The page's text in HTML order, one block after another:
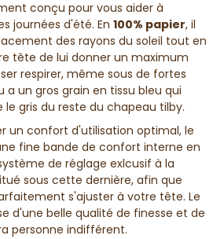
conçu pour vous aider à
journées d'été. En 100% papier, il
des rayons du soleil tout en
tête de lui donner un maximum
respirer, même sous de fortes
a un gros grain en tissu bleu qui
gris du reste du chapeau tilby.
un confort d'utilisation optimal, le
fine bande de confort interne en
de réglage exlcusif à la
sous cette dernière, afin que
s'ajuster à votre tête. Le
d'une belle qualité de finesse et de
personne indifférent.